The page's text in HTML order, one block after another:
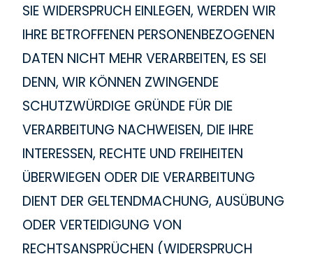
SIE WIDERSPRUCH EINLEGEN, WERDEN WIR
IHRE BETROFFENEN PERSONENBEZOGENEN
DATEN NICHT MEHR VERARBEITEN, ES SEI
DENN, WIR KÖNNEN ZWINGENDE
SCHUTZWÜRDIGE GRÜNDE FÜR DIE
VERARBEITUNG NACHWEISEN, DIE IHRE
INTERESSEN, RECHTE UND FREIHEITEN
ÜBERWIEGEN ODER DIE VERARBEITUNG
DIENT DER GELTENDMACHUNG, AUSÜBUNG
ODER VERTEIDIGUNG VON
RECHTSANSPRÜCHEN (WIDERSPRUCH